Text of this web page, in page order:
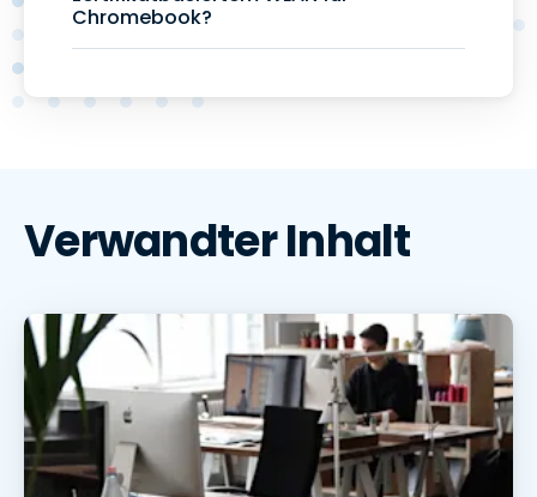
Chromebook?
Verwandter Inhalt